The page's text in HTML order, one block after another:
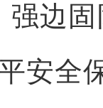
强边
安全